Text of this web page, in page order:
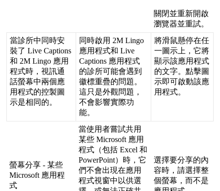
關 閉並重新開啟
瀏覽器並重試。
當診所中 同 時安
裝了 Live Captions
和 2M Lingo 應用
程式時 ，視訊通
話螢幕中兩個應
用程式的控製圖
示是相同 的。
同 時啟用 2M Lingo
應用程式和 Live
Captions 應用程式
的診所可能會遇到
徽標重疊的問題 。
這只 是外觀問題 ，
不會影響實際功
能。
將滑鼠懸停在任
一圖 示 上 ，它將
顯示該應用程式
的文字。點擊圖
示即可啟動該應
用程式。
螢幕分享 - 某些
Microsoft 應用程
式
當使用者嘗試共用
某些 Microsoft 應用
程式 （包括 Excel 和
PowerPoint） 時 ，它
們不會出現在應用
程式視窗中 以供選
選擇要分享的內
容時 ，請選擇整
個螢幕 ，而不是